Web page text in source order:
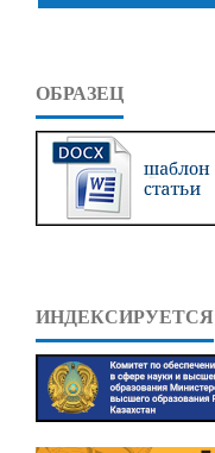
ОБРАЗЕЦ
ИНДЕКСИРУЕТСЯ